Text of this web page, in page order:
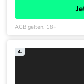
AGB gelten, 18+
4.